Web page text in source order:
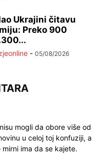
Ukrajini čitavu
Preko 900
- 05/08/2026
mogli da obore više od
u celoj toj konfuziji, a
ima da se kajete.